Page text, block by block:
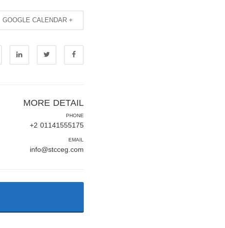
+ GOOGLE CALENDAR
MORE DETAIL
PHONE
01141555175 2+
EMAIL
info@stcceg.com